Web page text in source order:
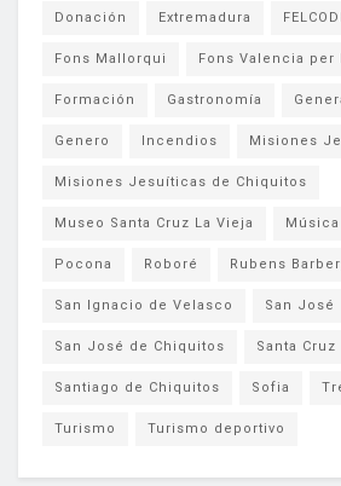
Donación Extremadura
Fons Mallorqui Fons Valencia
Formación Gastronomía
Genero Incendios Misiones
Misiones Jesuíticas de Chiquitos
Museo Santa Cruz La Vieja Música
Pocona Roboré Rubens
San Ignacio de Velasco San José
San José de Chiquitos Santa Cruz
Santiago de Chiquitos Sofia
Turismo Turismo deportivo